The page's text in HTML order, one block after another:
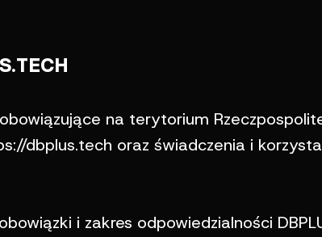
na terytorium
dbplus.tech oraz świadczenia i
i zakres odpowiedzialności